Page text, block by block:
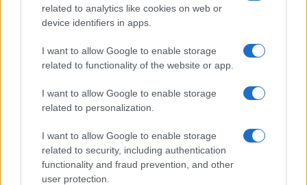
related to analytics like cookies on web or
device identifiers in apps.
I want to allow Google to enable storage
related to functionality of the website or app.
I want to allow Google to enable storage
related to personalization.
I want to allow Google to enable storage
related to security, including authentication
functionality and fraud prevention, and other
user protection.